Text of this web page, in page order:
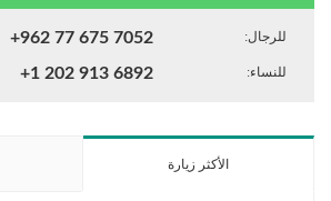
للرجال: +962 77 675 7052
للنساء: +1 202 913 6892
الأكثر زيارة